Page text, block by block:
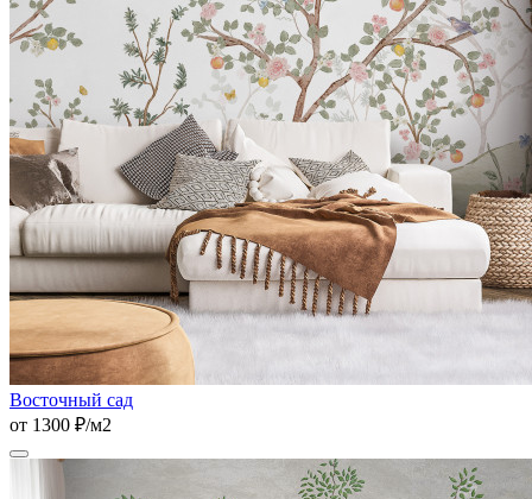
Восточный сад
от 1300 ₽/м2